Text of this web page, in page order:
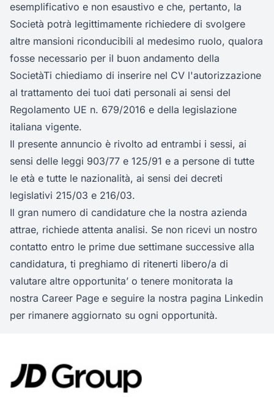
esemplificativo e non esaustivo e che, pertanto, la
Società potrà legittimamente richiedere di svolgere
altre mansioni riconducibili al medesimo ruolo, qualora
fosse necessario per il buon andamento della
SocietàTi chiediamo di inserire nel CV l'autorizzazione
al trattamento dei tuoi dati personali ai sensi del
Regolamento UE n. 679/2016 e della legislazione
italiana vigente.
Il presente annuncio è rivolto ad entrambi i sessi, ai
sensi delle leggi 903/77 e 125/91 e a persone di tutte
le età e tutte le nazionalità, ai sensi dei decreti
legislativi 215/03 e 216/03.
Il gran numero di candidature che la nostra azienda
attrae, richiede attenta analisi. Se non ricevi un nostro
contatto entro le prime due settimane successive alla
candidatura, ti preghiamo di ritenerti libero/a di
valutare altre opportunita’ o tenere monitorata la
nostra Career Page e seguire la nostra pagina Linkedin
per rimanere aggiornato su ogni opportunità.